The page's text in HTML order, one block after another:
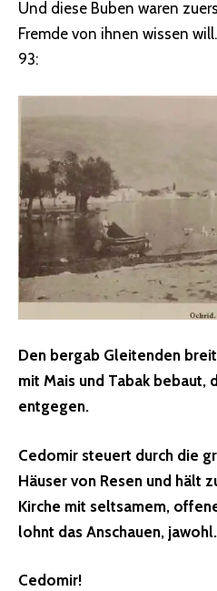
Und diese Buben waren
Fremde von ihnen wissen
93:
Den bergab Gleitenden
mit Mais und Tabak bebaut,
entgegen.
Cedomir steuert durch die
Häuser von Resen und hält
Kirche mit seltsamem,
lohnt das Anschauen, jawohl.
Cedomir!